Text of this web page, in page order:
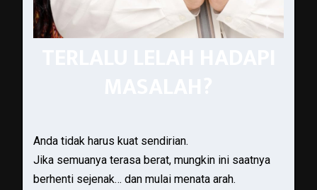
Anda tidak harus kuat sendirian.
Jika semuanya terasa berat, mungkin ini saatnya
berhenti sejenak… dan mulai menata arah.